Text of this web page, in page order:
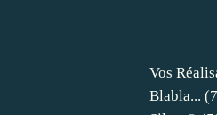
Vos
Blabla...